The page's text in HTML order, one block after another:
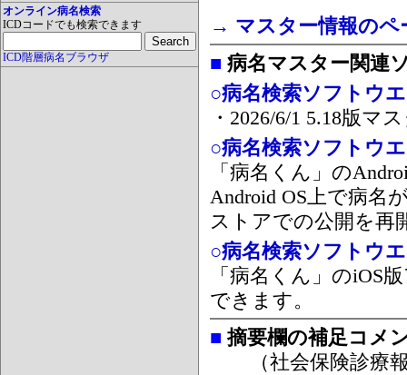
オンライン病名検索
ICDコードでも検索できます
ICD階層病名ブラウザ
→ マスター情報のペ
■ 病名マスター関連
○病名検索ソフトウ
・2026/6/1 5.18版マ
○病名検索ソフトウ
「病名くん」の
Android OS上で病名
ストアでの公開を再
○病名検索ソフトウ
「病名くん」のiOS
できます。
■ 摘要欄の補足コメ
（社会保険診療報